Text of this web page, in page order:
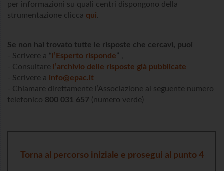
per informazioni su quali centri dispongono della
strumentazione clicca qui.
Se non hai trovato tutte le risposte che cercavi, puoi
- Scrivere a “ l’Esperto risponde” ,
- Consultare l’archivio delle risposte già pubblicate
- Scrivere a info@epac.it
- Chiamare direttamente l’Associazione al seguente numero
telefonico 800 031 657 (numero verde)
Torna al percorso iniziale e prosegui al punto 4